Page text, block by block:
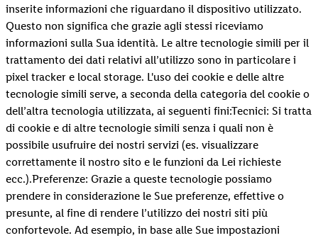
inserite informazioni che riguardano il dispositivo utilizzato.
Questo non significa che grazie agli stessi riceviamo
informazioni sulla Sua identità. Le altre tecnologie simili per il
trattamento dei dati relativi all’utilizzo sono in particolare i
pixel tracker e local storage. L'uso dei cookie e delle altre
tecnologie simili serve, a seconda della categoria del cookie o
dell’altra tecnologia utilizzata, ai seguenti fini:Tecnici: Si tratta
di cookie e di altre tecnologie simili senza i quali non è
possibile usufruire dei nostri servizi (es. visualizzare
correttamente il nostro sito e le funzioni da Lei richieste
ecc.).Preferenze: Grazie a queste tecnologie possiamo
prendere in considerazione le Sue preferenze, effettive o
presunte, al fine di rendere l’utilizzo dei nostri siti più
confortevole. Ad esempio, in base alle Sue impostazioni